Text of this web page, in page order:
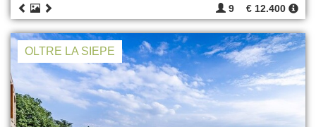
9 € 12.400
OLTRE LA SIEPE